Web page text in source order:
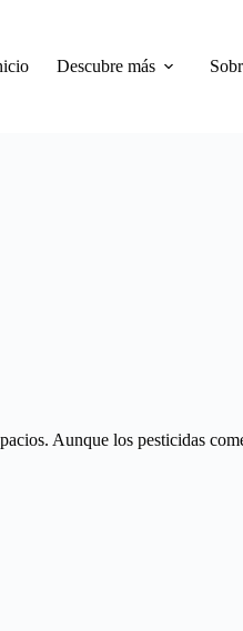
Descubre más
Aunque los pesticidas